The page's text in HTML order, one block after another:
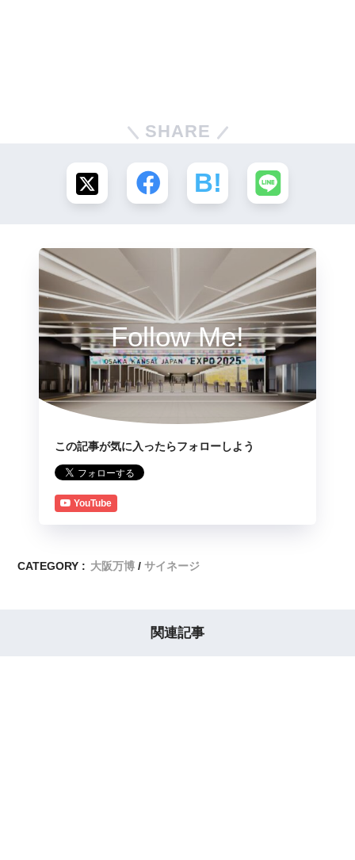
SHARE
Follow Me!
この記事が気に入ったらフォローしよう
YouTube
CATEGORY : 大阪万博 サイネージ
関連記事